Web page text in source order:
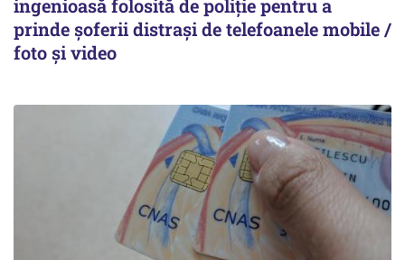
ingenioasă folosită de poliție pentru a
prinde șoferii distrași de telefoanele mobile /
foto și video